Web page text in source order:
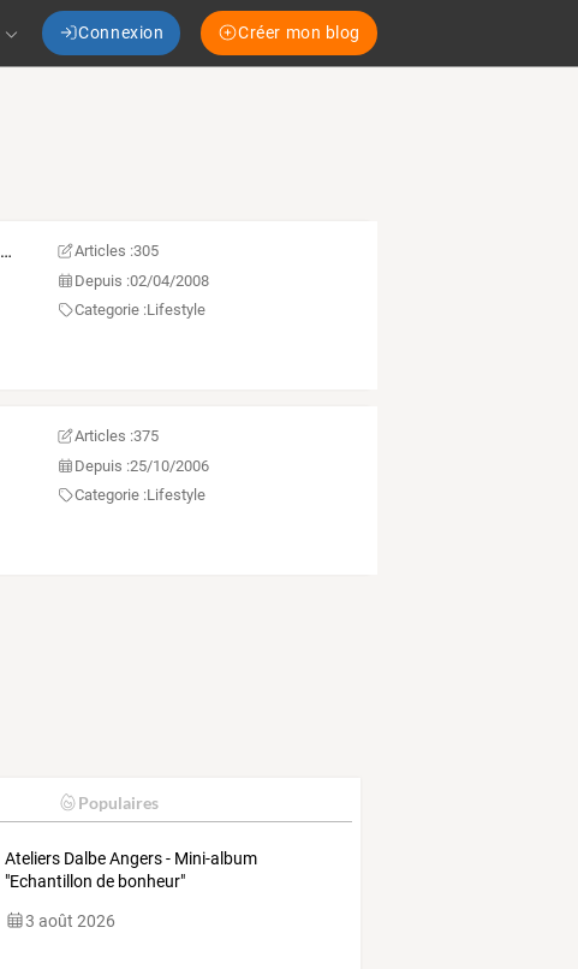
Connexion Créer mon blog
Ma petite vie ! Mes amis, mes amours, mes emmerdes ! Articles :305
Depuis :02/04/2008
Categorie :Lifestyle
Articles :375
Depuis :25/10/2006
Categorie :Lifestyle
Populaires
Ateliers Dalbe Angers - Mini-album
"Echantillon de bonheur"
3 août 2026